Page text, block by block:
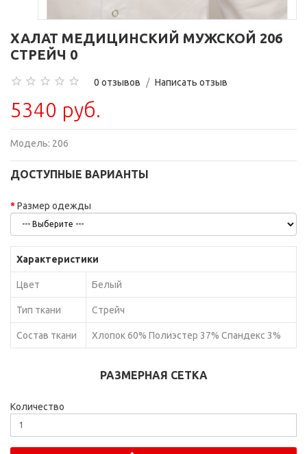
ХАЛАТ МЕДИЦИНСКИЙ МУЖСКОЙ 206
СТРЕЙЧ 0
0 отзывов / Написать отзыв
5340 руб.
Модель: 206
ДОСТУПНЫЕ ВАРИАНТЫ
Размер одежды
Характеристики
Цвет Белый
Тип ткани Стрейч
Состав ткани Хлопок 60% Полиэстер 37% Спандекс 3%
РАЗМЕРНАЯ СЕТКА
Количество